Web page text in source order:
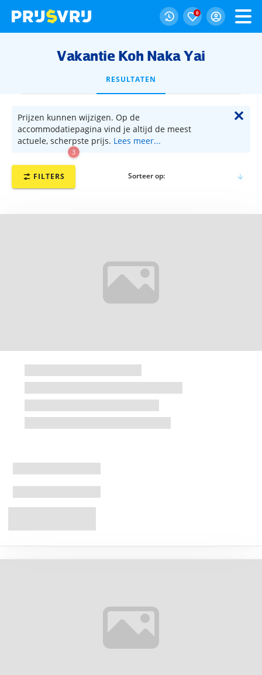
0
Vakantie Koh Naka Yai
RESULTATEN
Prijzen kunnen wijzigen. Op de
accommodatiepagina vind je altijd de meest
actuele, scherpste prijs. Lees meer...
✕
FILTERS
3
Sorteer op: